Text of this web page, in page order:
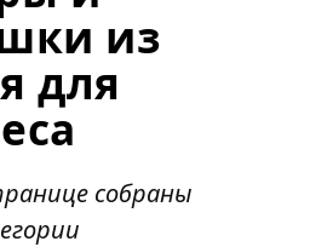
из
для
собраны